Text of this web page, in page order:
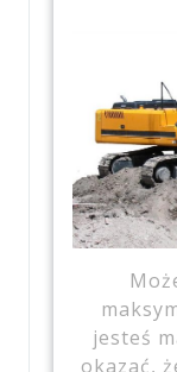
jesteś
okazać,